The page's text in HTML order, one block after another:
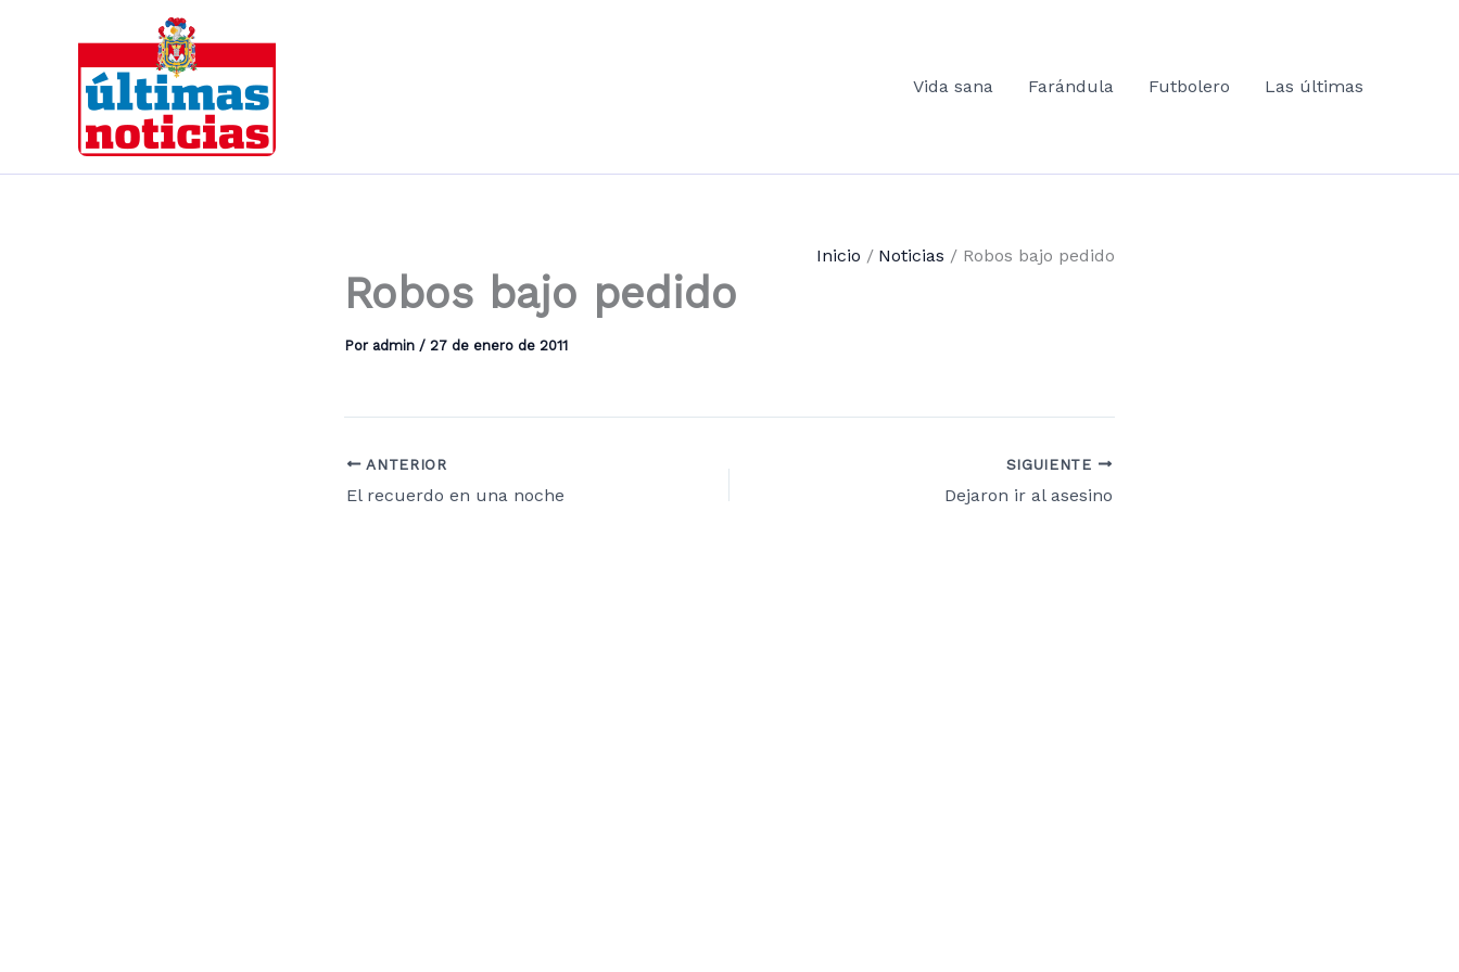
contenido
Vida sana
Farándula Futbolero Las últimas
Inicio Noticias Robos bajo pedido
Robos bajo pedido
Por admin / 27 de enero de 2011
ANTERIOR
El recuerdo en una noche
SIGUIENTE
Dejaron ir al asesino